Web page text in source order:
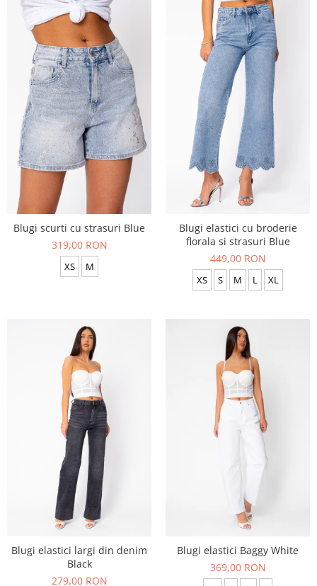
Blugi scurti cu strasuri Blue
319,00 RON
XS M
Blugi elastici cu broderie
florala si strasuri Blue
449,00 RON
XS S M L XL
Blugi elastici largi din denim
Black
279,00 RON
Blugi elastici Baggy White
369,00 RON